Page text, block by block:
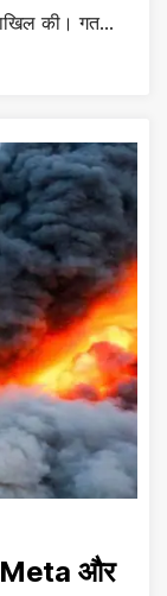
की। गत…
Meta और